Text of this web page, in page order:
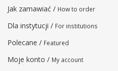
Jak zamawiać / How to order
Dla instytucji / For institutions
Polecane / Featured
Moje konto / My account